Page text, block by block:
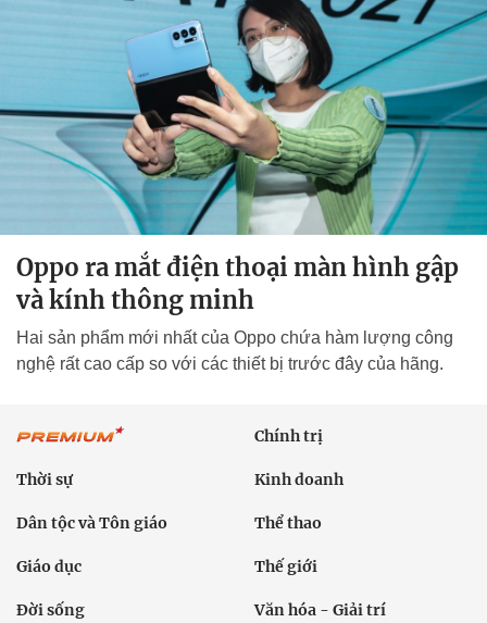
Oppo ra mắt điện thoại màn hình gập
và kính thông minh
Hai sản phẩm mới nhất của Oppo chứa hàm lượng công
nghệ rất cao cấp so với các thiết bị trước đây của hãng.
Chính trị
Thời sự Kinh doanh
Dân tộc và Tôn giáo Thể thao
Giáo dục Thế giới
Đời sống Văn hóa - Giải trí